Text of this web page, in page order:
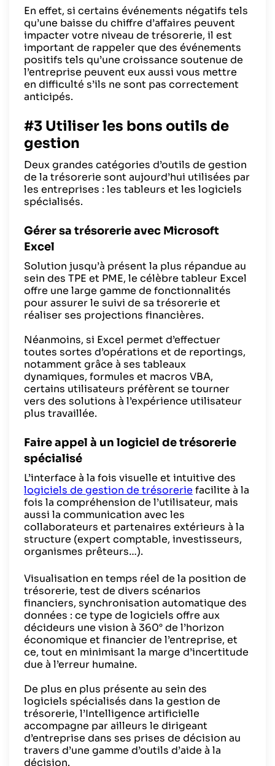
En effet, si certains événements négatifs tels
qu’une baisse du chiffre d’affaires peuvent
impacter votre niveau de trésorerie, il est
important de rappeler que des événements
positifs tels qu’une croissance soutenue de
l’entreprise peuvent eux aussi vous mettre
en difficulté s’ils ne sont pas correctement
anticipés.
#3 Utiliser les bons outils de
gestion
Deux grandes catégories d’outils de gestion
de la trésorerie sont aujourd’hui utilisées par
les entreprises : les tableurs et les logiciels
spécialisés.
Gérer sa trésorerie avec Microsoft
Excel
Solution jusqu’à présent la plus répandue au
sein des TPE et PME, le célèbre tableur Excel
offre une large gamme de fonctionnalités
pour assurer le suivi de sa trésorerie et
réaliser ses projections financières.
Néanmoins, si Excel permet d’effectuer
toutes sortes d’opérations et de reportings,
notamment grâce à ses tableaux
dynamiques, formules et macros VBA,
certains utilisateurs préfèrent se tourner
vers des solutions à l’expérience utilisateur
plus travaillée.
Faire appel à un logiciel de trésorerie
spécialisé
L’interface à la fois visuelle et intuitive des
logiciels de gestion de trésorerie facilite à la
fois la compréhension de l’utilisateur, mais
aussi la communication avec les
collaborateurs et partenaires extérieurs à la
structure (expert comptable, investisseurs,
organismes prêteurs…).
Visualisation en temps réel de la position de
trésorerie, test de divers scénarios
financiers, synchronisation automatique des
données : ce type de logiciels offre aux
décideurs une vision à 360° de l’horizon
économique et financier de l’entreprise, et
ce, tout en minimisant la marge d’incertitude
due à l’erreur humaine.
De plus en plus présente au sein des
logiciels spécialisés dans la gestion de
trésorerie, l’Intelligence artificielle
accompagne par ailleurs le dirigeant
d’entreprise dans ses prises de décision au
travers d’une gamme d’outils d’aide à la
décision.